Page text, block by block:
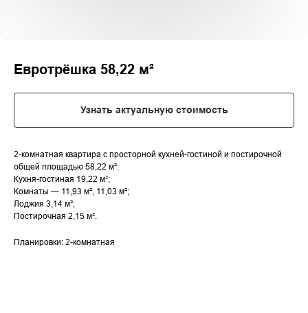
Евротрёшка 58,22 м²
Узнать актуальную стоимость
2-комнатная квартира с просторной кухней-гостиной и постирочной
общей площадью 58,22 м²:
Кухня-гостиная 19,22 м²;
Комнаты — 11,93 м², 11,03 м²;
Лоджия 3,14 м²;
Постирочная 2,15 м².
Планировки: 2-комнатная